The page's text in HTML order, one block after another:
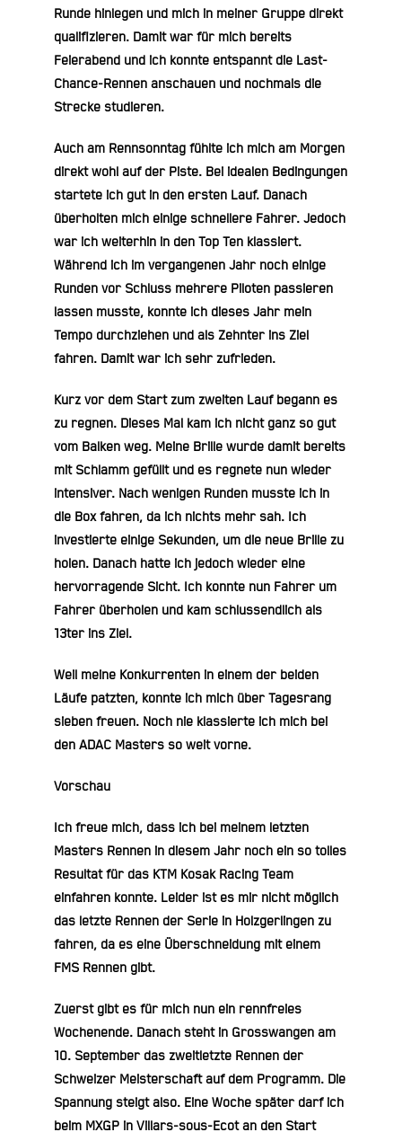
Runde hinlegen und mich in meiner Gruppe direkt
qualifizieren. Damit war für mich bereits
Feierabend und ich konnte entspannt die Last-
Chance-Rennen anschauen und nochmals die
Strecke studieren.
Auch am Rennsonntag fühlte ich mich am Morgen
direkt wohl auf der Piste. Bei idealen Bedingungen
startete ich gut in den ersten Lauf. Danach
überholten mich einige schnellere Fahrer. Jedoch
war ich weiterhin in den Top Ten klassiert.
Während ich im vergangenen Jahr noch einige
Runden vor Schluss mehrere Piloten passieren
lassen musste, konnte ich dieses Jahr mein
Tempo durchziehen und als Zehnter ins Ziel
fahren. Damit war ich sehr zufrieden.
Kurz vor dem Start zum zweiten Lauf begann es
zu regnen. Dieses Mal kam ich nicht ganz so gut
vom Balken weg. Meine Brille wurde damit bereits
mit Schlamm gefüllt und es regnete nun wieder
intensiver. Nach wenigen Runden musste ich in
die Box fahren, da ich nichts mehr sah. Ich
investierte einige Sekunden, um die neue Brille zu
holen. Danach hatte ich jedoch wieder eine
hervorragende Sicht. Ich konnte nun Fahrer um
Fahrer überholen und kam schlussendlich als
13ter ins Ziel.
Weil meine Konkurrenten in einem der beiden
Läufe patzten, konnte ich mich über Tagesrang
sieben freuen. Noch nie klassierte ich mich bei
den ADAC Masters so weit vorne.
Vorschau
Ich freue mich, dass ich bei meinem letzten
Masters Rennen in diesem Jahr noch ein so tolles
Resultat für das KTM Kosak Racing Team
einfahren konnte. Leider ist es mir nicht möglich
das letzte Rennen der Serie in Holzgerlingen zu
fahren, da es eine Überschneidung mit einem
FMS Rennen gibt.
Zuerst gibt es für mich nun ein rennfreies
Wochenende. Danach steht in Grosswangen am
10. September das zweitletzte Rennen der
Schweizer Meisterschaft auf dem Programm. Die
Spannung steigt also. Eine Woche später darf ich
beim MXGP in Villars-sous-Ecot an den Start